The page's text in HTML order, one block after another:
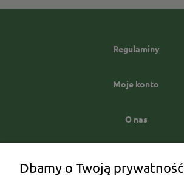
Regulaminy
Moje konto
O nas
Dbamy o Twoją prywatność